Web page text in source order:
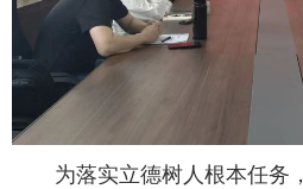
为落实立德树人根本任务